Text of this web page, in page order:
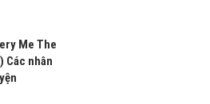
Me The
Các nhân